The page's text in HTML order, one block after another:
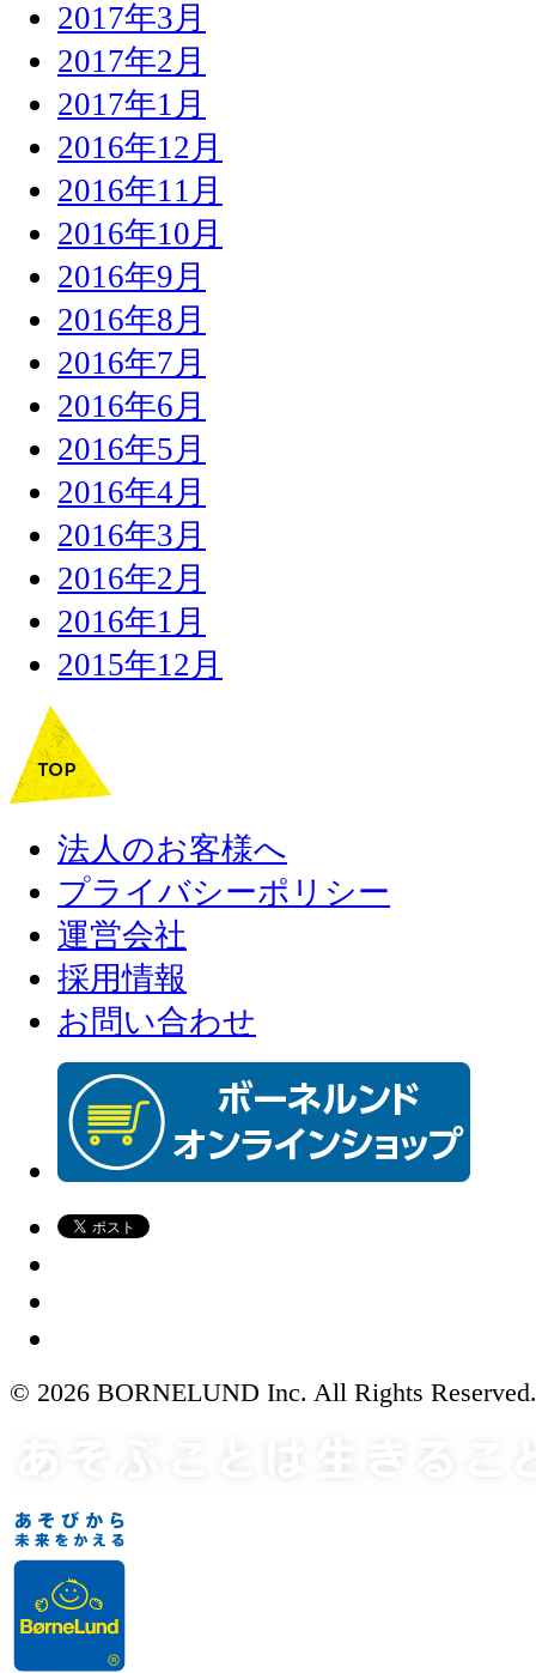
2017年3月
2017年2月
2017年1月
2016年12月
2016年11月
2016年10月
2016年9月
2016年8月
2016年7月
2016年6月
2016年5月
2016年4月
2016年3月
2016年2月
2016年1月
2015年12月
法人のお客様へ
プライバシーポリシー
運営会社
採用情報
お問い合わせ
© 2026 BORNELUND Inc. All Rights Reserved.